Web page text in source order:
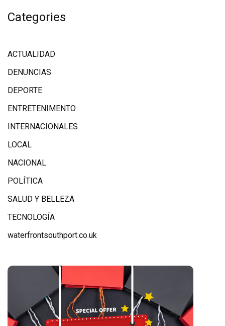
Categories
ACTUALIDAD
DENUNCIAS
DEPORTE
ENTRETENIMENTO
INTERNACIONALES
LOCAL
NACIONAL
POLÍTICA
SALUD Y BELLEZA
TECNOLOGÍA
waterfrontsouthport.co.uk